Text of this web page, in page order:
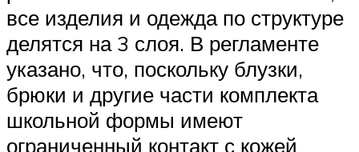
все изделия и одежда по структуре
делятся на 3 слоя. В регламенте
указано, что, поскольку блузки,
брюки и другие части комплекта
школьной формы имеют
ограниченный контакт с кожей